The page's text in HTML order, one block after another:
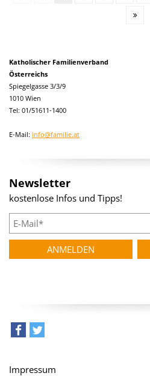
Katholischer Familienverband
Österreichs
Spiegelgasse 3/3/9
1010 Wien
Tel: 01/51611-1400
E-Mail: info@familie.at
Newsletter
kostenlose Infos und Tipps!
Impressum